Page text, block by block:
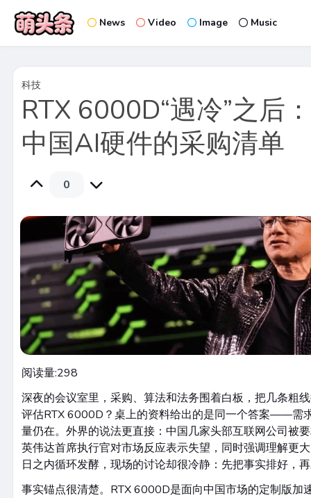
News Video Image Music
科技
RTX 6000D“遇冷”之后
中国AI硬件的采购清单
0
阅读量:298
深夜的会议室里，采购、算法和法务围着白板，把几条粗
评估RTX 6000D？桌上的资料给出的是同一个答案——需
量仍在。外界的说法更直接：中国几家头部互联网公司被
英伟达首席执行官对市场反应表示失望，同时强调理解更
日之内循环发酵，现场的讨论却很冷静：先把事实排好，
事实锚点很清楚。RTX 6000D是面向中国市场的定制版加